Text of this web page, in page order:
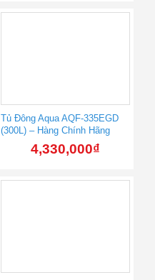
Tủ Đông Aqua AQF-335EGD
(300L) – Hàng Chính Hãng
4,330,000₫